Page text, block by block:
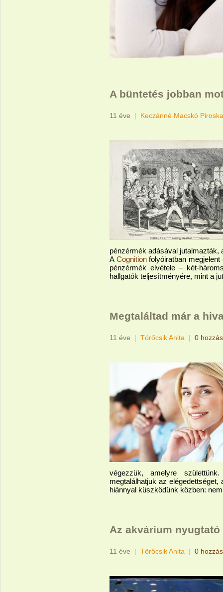
A büntetés jobban
11 éve | Keczánné Macskó Piroska
pénzérmék adásával
A Cognitionfolyóiratban megjelent
pénzérmék elvétele – két-
hallgatók teljesítményére, mint a
Megtaláltad már a
11 éve | Törőcsik Anita | 0
végezzük, amelyre
megtalálhatjuk az
hiánnyal küszködünk közben:
Az akvárium nyugtató
11 éve | Törőcsik Anita | 0